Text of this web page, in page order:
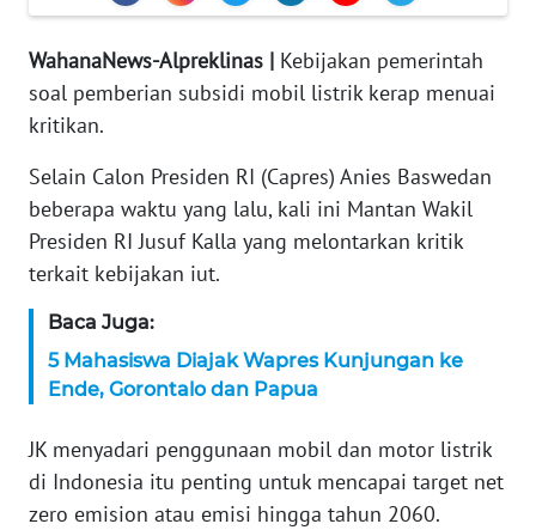
WahanaNews-Alpreklinas | Kebijakan pemerintah
soal pemberian subsidi mobil listrik kerap menuai
kritikan.
Selain Calon Presiden RI (Capres) Anies Baswedan
beberapa waktu yang lalu, kali ini Mantan Wakil
Presiden RI Jusuf Kalla yang melontarkan kritik
terkait kebijakan iut.
Baca Juga:
5 Mahasiswa Diajak Wapres Kunjungan ke
Ende, Gorontalo dan Papua
JK menyadari penggunaan mobil dan motor listrik
di Indonesia itu penting untuk mencapai target net
zero emision atau emisi hingga tahun 2060.
REDAKSI
KARIR
DISCLAIMER
Wahana
News
Regional
SUMUT
WN
WN
JABAR